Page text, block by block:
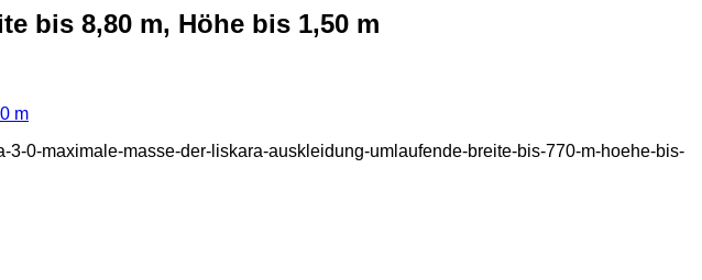
bis 8,80 m, Höhe bis 1,50 m
m
0-maximale-masse-der-liskara-auskleidung-umlaufende-breite-bis-770-m-hoehe-bis-